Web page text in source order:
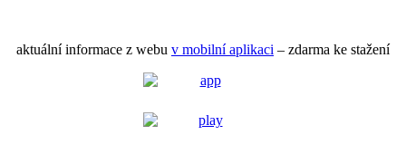
aktuální informace z webu v mobilní aplikaci – zdarma ke stažení